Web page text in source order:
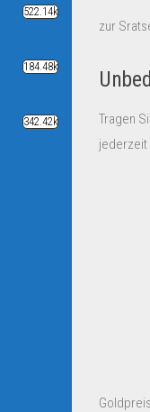
zur
Tragen
jederzeit
522.14k
184.48k
342.42k